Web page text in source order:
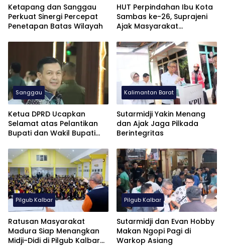
Ketapang dan Sanggau
Perkuat Sinergi Percepat
Penetapan Batas Wilayah
HUT Perpindahan Ibu Kota
Sambas ke-26, Suprajeni
Ajak Masyarakat
Majukan Daerah
Sanggau
Ketua DPRD Ucapkan
Selamat atas Pelantikan
Bupati dan Wakil Bupati
Kalimantan Barat
Sutarmidji Yakin Menang
dan Ajak Jaga Pilkada
Berintegritas
Pilgub Kalbar
Ratusan Masyarakat
Madura Siap Menangkan
Midji-Didi di Pilgub Kalbar
Pilgub Kalbar
Sutarmidji dan Evan Hobby
Makan Ngopi Pagi di
Warkop Asiang